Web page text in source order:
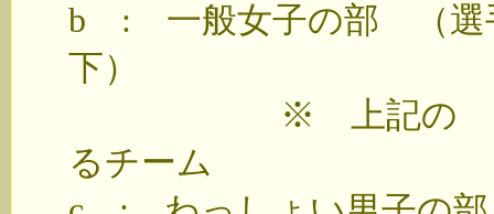
b : 一般女子の部 （選
下）
※ 上記の a b の
るチーム